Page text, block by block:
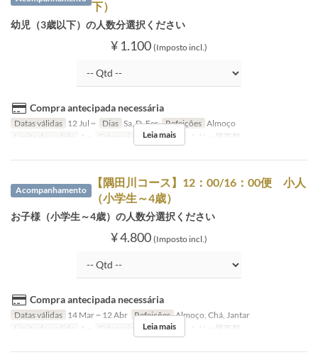
下）
幼児（3歳以下）の人数分選択ください
¥ 1.100 (Imposto incl.)
Compra antecipada necessária
Datas válidas 12 Jul ~ Dias Sa, D, Fer Refeições Almoço
Limite de pedido
1 ~ Categoria de Assento もんじゃ屋形船
Leia mais
Acompanhamento
【隅田川コース】12：00/16：00便 小人
（小学生～4歳）
お子様（小学生～4歳）の人数分選択ください
¥ 4.800 (Imposto incl.)
Compra antecipada necessária
Datas válidas 14 Mar ~ 12 Abr Refeições Almoço, Chá, Jantar
Limite de pedido
1 ~ Categoria de Assento もんじゃ屋形船
Leia mais